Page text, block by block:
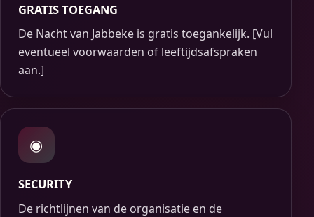
GRATIS TOEGANG
De Nacht van Jabbeke is gratis toegankelijk. [Vul
eventueel voorwaarden of leeftijdsafspraken
aan.]
◉
SECURITY
De richtlijnen van de organisatie en de